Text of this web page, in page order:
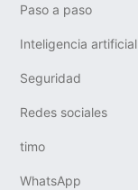
Paso a paso
Inteligencia artificial
Seguridad
Redes sociales
timo
WhatsApp